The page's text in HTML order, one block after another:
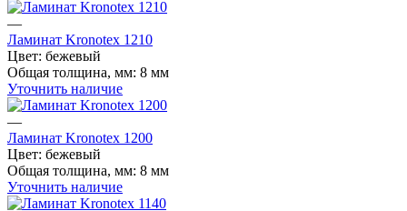
—
Ламинат Kronotex 1210
Цвет: бежевый
Общая толщина, мм: 8 мм
Уточнить наличие
—
Ламинат Kronotex 1200
Цвет: бежевый
Общая толщина, мм: 8 мм
Уточнить наличие